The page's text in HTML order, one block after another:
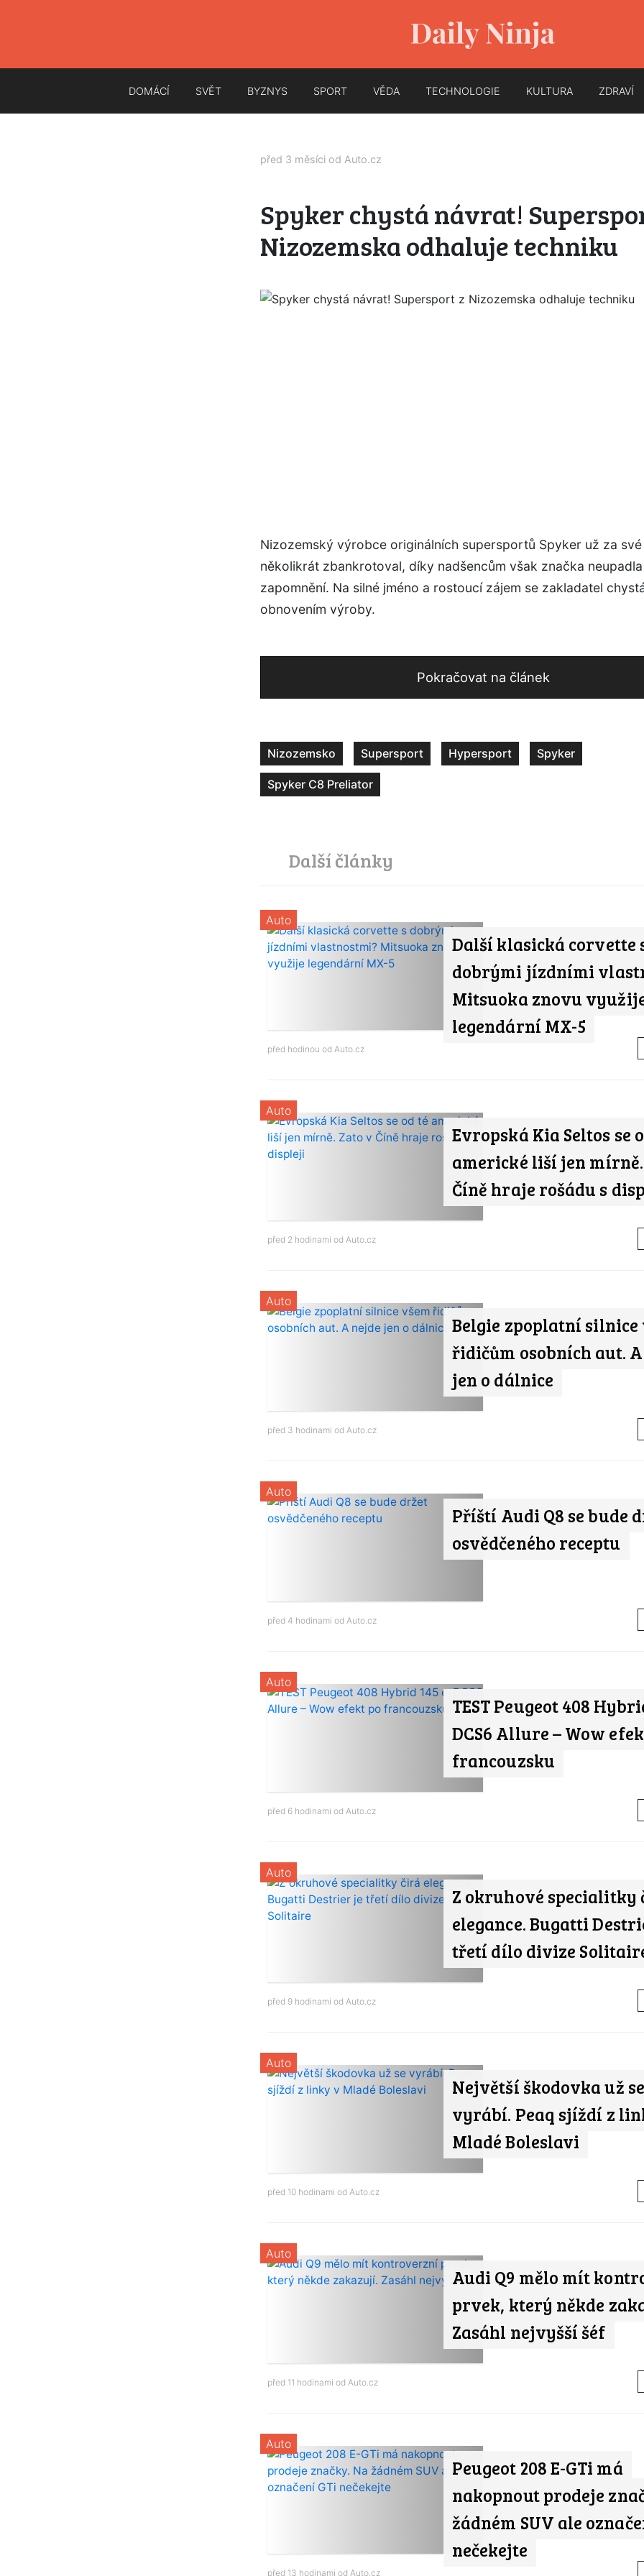
DOMÁCÍ SVĚT BYZNYS SPORT VĚDA TECHNOLOGIE KULTURA ZDRAVÍ
před 3 měsíci od Auto.cz
Spyker chystá návrat!
Nizozemska odhaluje techniku
Nizozemský výrobce originálních supersportů Spyker už za
několikrát zbankrotoval, díky nadšencům však značka
zapomnění. Na silné jméno a rostoucí zájem se zakladatel
obnovením výroby.
Pokračovat na článek
Nizozemsko Supersport Hypersport Spyker
Spyker C8 Preliator
Další články
Další klasická corvette
dobrými jízdními
Mitsuoka znovu
legendární MX-5
Auto
před hodinou od Auto.cz
Evropská Kia Seltos se
americké liší jen
Číně hraje rošádu s
Auto
před 2 hodinami od Auto.cz
Belgie zpoplatní silnice
řidičům osobních aut.
jen o dálnice
Auto
před 3 hodinami od Auto.cz
Příští Audi Q8 se bude
osvědčeného receptu
Auto
před 4 hodinami od Auto.cz
TEST Peugeot 408
DCS6 Allure – Wow
francouzsku
Auto
před 6 hodinami od Auto.cz
Z okruhové specialitky
elegance. Bugatti
třetí dílo divize
Auto
před 9 hodinami od Auto.cz
Největší škodovka už se
vyrábí. Peaq sjíždí z
Mladé Boleslavi
Auto
před 10 hodinami od Auto.cz
Audi Q9 mělo mít
prvek, který někde
Zasáhl nejvyšší šéf
Auto
před 11 hodinami od Auto.cz
Peugeot 208 E-GTi má
nakopnout prodeje
žádném SUV ale
nečekejte
Auto
před 13 hodinami od Auto.cz